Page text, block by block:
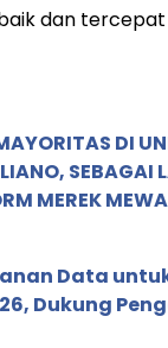
dan
DI
SEBAGAI
MEREK
Data
Dukung